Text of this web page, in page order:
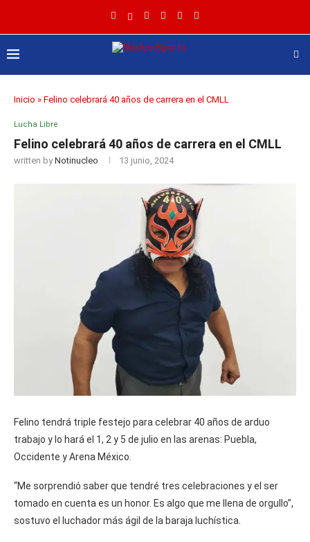
Inicio » Felino celebrará 40 años de carrera en el CMLL
Lucha Libre
Felino celebrará 40 años de carrera en el CMLL
written byNotinucleo 13 junio, 2024
Felino tendrá triple festejo para celebrar 40 años de arduo
trabajo y lo hará el 1, 2 y 5 de julio en las arenas: Puebla,
Occidente y Arena México.
“Me sorprendió saber que tendré tres celebraciones y el ser
tomado en cuenta es un honor. Es algo que me llena de orgullo”,
sostuvo el luchador más ágil de la baraja luchística.